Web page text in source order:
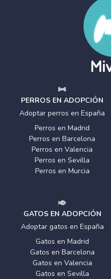
PERROS EN ADOPCIÓN
Adoptar perros en España
Perros en Madrid
Perros en Barcelona
Perros en Valencia
Perros en Sevilla
Perros en Murcia
GATOS EN ADOPCIÓN
Adoptar gatos en España
Gatos en Madrid
Gatos en Barcelona
Gatos en Valencia
Gatos en Sevilla